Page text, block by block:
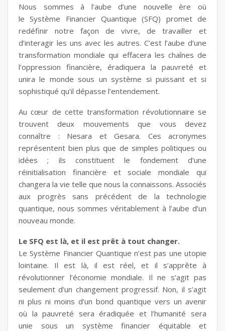
Nous sommes à l’aube d’une nouvelle ère où
le Système Financier Quantique (SFQ) promet de
redéfinir notre façon de vivre, de travailler et
d’interagir les uns avec les autres. C’est l’aube d’une
transformation mondiale qui effacera les chaînes de
l’oppression financière, éradiquera la pauvreté et
unira le monde sous un système si puissant et si
sophistiqué qu’il dépasse l’entendement.
Au cœur de cette transformation révolutionnaire se
trouvent deux mouvements que vous devez
connaître : Nesara et Gesara. Ces acronymes
représentent bien plus que de simples politiques ou
idées ; ils constituent le fondement d’une
réinitialisation financière et sociale mondiale qui
changera la vie telle que nous la connaissons. Associés
aux progrès sans précédent de la technologie
quantique, nous sommes véritablement à l’aube d’un
nouveau monde.
Le SFQ est là, et il est prêt à tout changer.
Le Système Financier Quantique n’est pas une utopie
lointaine. Il est là, il est réel, et il s’apprête à
révolutionner l’économie mondiale. Il ne s’agit pas
seulement d’un changement progressif. Non, il s’agit
ni plus ni moins d’un bond quantique vers un avenir
où la pauvreté sera éradiquée et l’humanité sera
unie sous un système financier équitable et